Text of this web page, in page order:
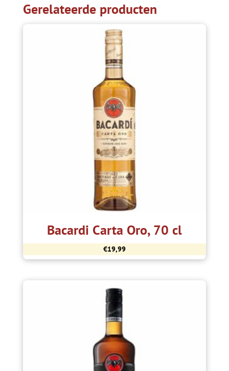
Gerelateerde producten
Bacardi Carta Oro, 70 cl
€19,99